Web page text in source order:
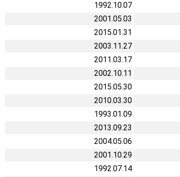
1992.10.07
2001.05.03
2015.01.31
2003.11.27
2011.03.17
2002.10.11
2015.05.30
2010.03.30
1993.01.09
2013.09.23
2004.05.06
2001.10.29
1992.07.14